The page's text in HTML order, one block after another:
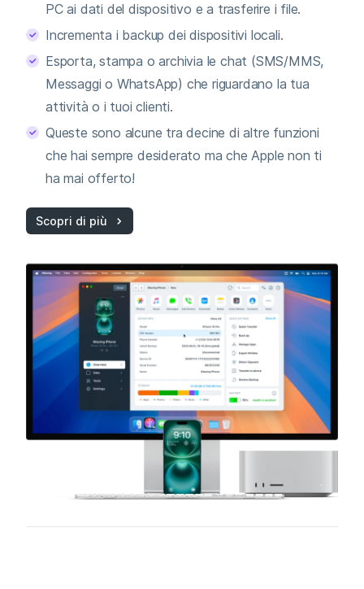
PC ai dati del dispositivo e a trasferire i file.
Incrementa i backup dei dispositivi locali.
Esporta, stampa o archivia le chat (SMS/MMS,
Messaggi o WhatsApp) che riguardano la tua
attività o i tuoi clienti.
Queste sono alcune tra decine di altre funzioni
che hai sempre desiderato ma che Apple non ti
ha mai offerto!
Scopri di più